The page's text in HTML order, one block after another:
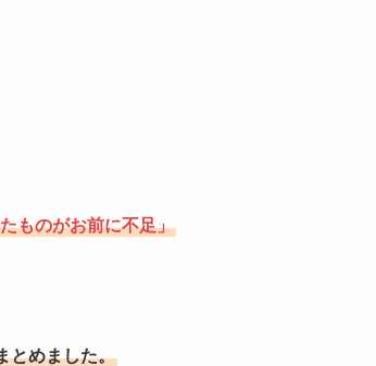
ものがお前に不足」
とめました。